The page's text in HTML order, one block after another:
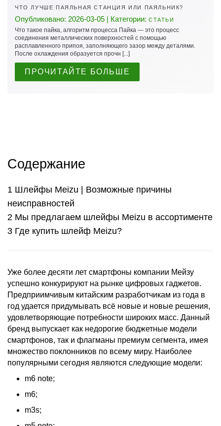
ЧТО ЛУЧШЕ ПАЯЛЬНАЯ СТАНЦИЯ ИЛИ ПАЯЛЬНИК?
Опубликовано: 2026-03-05 | Категории: СТАТЬИ
Что такое пайка, алгоритм процесса Пайка — это процесс
соединения металлических поверхностей с помощью
расплавленного припоя, заполняющего зазор между деталями.
После охлаждения образуется прочн [...]
ПРОЧИТАЙТЕ БОЛЬШЕ
Содержание
Шлейфы Meizu | Возможные причины
неисправностей
Мы предлагаем шлейфы Meizu в ассортименте
Где купить шлейф Meizu?
Уже более десяти лет смартфоны компании Мейзу
успешно конкурируют на рынке цифровых гаджетов.
Предприимчивым китайским разработчикам из года в
год удается придумывать всё новые и новые решения,
удовлетворяющие потребности широких масс. Данный
бренд выпускает как недорогие бюджетные модели
смартфонов, так и флагманы премиум сегмента, имея
множество поклонников по всему миру. Наиболее
популярными сегодня являются следующие модели:
m6 note;
m6;
m3s;